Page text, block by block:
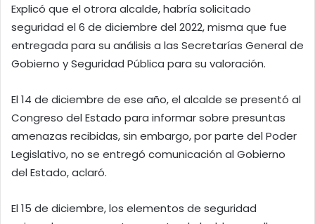
Explicó que el otrora alcalde, habría solicitado
seguridad el 6 de diciembre del 2022, misma que fue
entregada para su análisis a las Secretarías General de
Gobierno y Seguridad Pública para su valoración.
El 14 de diciembre de ese año, el alcalde se presentó al
Congreso del Estado para informar sobre presuntas
amenazas recibidas, sin embargo, por parte del Poder
Legislativo, no se entregó comunicación al Gobierno
del Estado, aclaró.
El 15 de diciembre, los elementos de seguridad